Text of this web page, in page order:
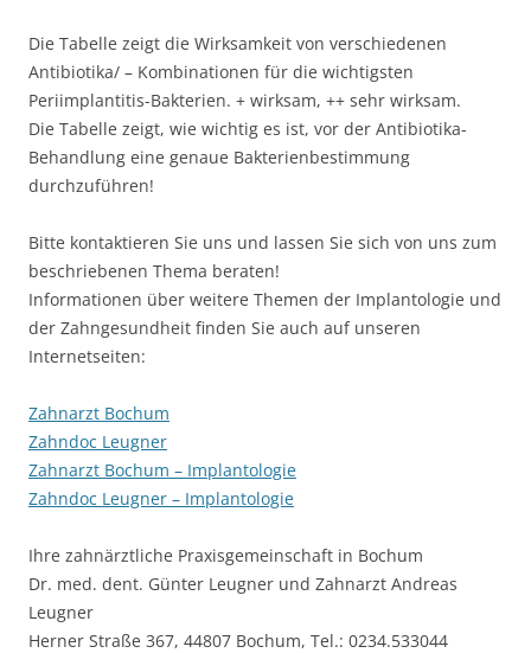
Die Tabelle zeigt die Wirksamkeit von verschiedenen
Antibiotika/ – Kombinationen für die wichtigsten
Periimplantitis-Bakterien. + wirksam, ++ sehr wirksam.
Die Tabelle zeigt, wie wichtig es ist, vor der Antibiotika-
Behandlung eine genaue Bakterienbestimmung
durchzuführen!
Bitte kontaktieren Sie uns und lassen Sie sich von uns zum
beschriebenen Thema beraten!
Informationen über weitere Themen der Implantologie und
der Zahngesundheit finden Sie auch auf unseren
Internetseiten:
Zahnarzt Bochum
Zahndoc Leugner
Zahnarzt Bochum – Implantologie
Zahndoc Leugner – Implantologie
Ihre zahnärztliche Praxisgemeinschaft in Bochum
Dr. med. dent. Günter Leugner und Zahnarzt Andreas
Leugner
Herner Straße 367, 44807 Bochum, Tel.: 0234.533044